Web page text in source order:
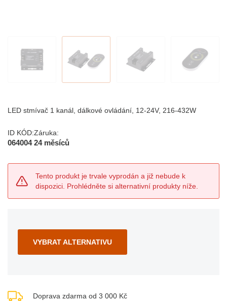
LED stmívač 1 kanál, dálkové ovládání, 12-24V, 216-432W
ID KÓD:
064004
Záruka:
24 měsíců
Tento produkt je trvale vyprodán a již nebude k
dispozici. Prohlédněte si alternativní produkty níže.
VYBRAT ALTERNATIVU
Doprava zdarma od 3 000 Kč